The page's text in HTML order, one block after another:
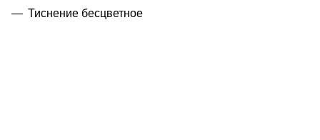
Тиснение бесцветное